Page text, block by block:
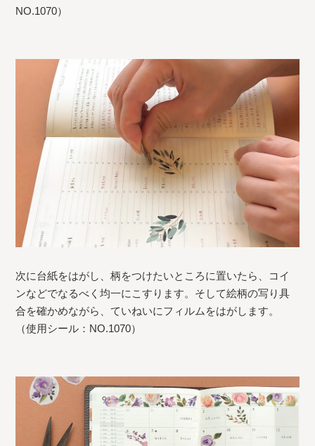
NO.1070）
次に台紙をはがし、柄をつけたいところに置いたら、コイ
ンなどでなるべく均一にこすります。そして絵柄の写り具
合を確かめながら、ていねいにフィルムをはがします。
（使用シール：NO.1070）